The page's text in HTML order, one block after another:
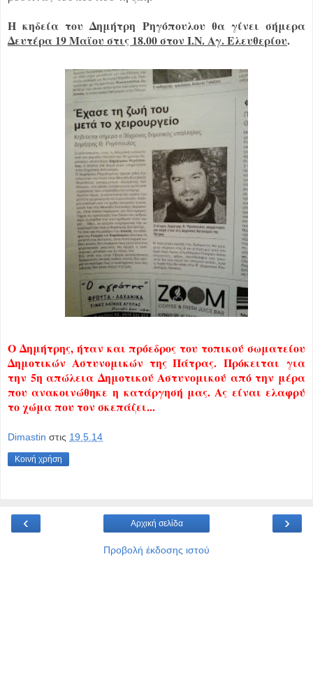
Η κηδεία του Δημήτρη Ρηγόπουλου θα γίνει σήμερα
Δευτέρα 19 Μαϊου στις 18.00 στον Ι.Ν. Αγ. Ελευθερίου.
Ο Δημήτρης, ήταν και πρόεδρος του τοπικού σωματείου
Δημοτικών Αστυνομικών της Πάτρας. Πρόκειται για
την 5η απώλεια Δημοτικού Αστυνομικού από την μέρα
που ανακοινώθηκε η κατάργησή μας. Ας είναι ελαφρύ
το χώμα που τον σκεπάζει...
Dimastin στις 19.5.14
Κοινή χρήση
‹ ›
Αρχική σελίδα
Προβολή έκδοσης ιστού